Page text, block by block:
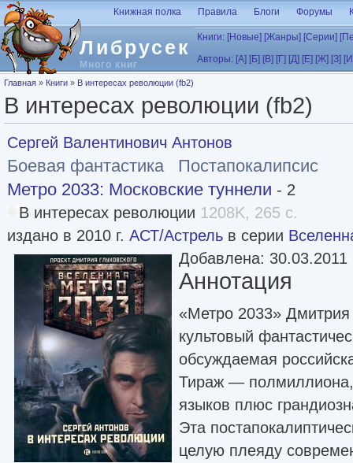
Перейти к основному содержанию
Либрусек
Много книг
Книжная полка Правила Блоги Форумы
Книги: [Новые] [Жанры] [Серии]
Авторы: [А] [Б] [В] [Г] [Д] [Е] [Ж] [З]
Вы здесь
Главная » Книги » В интересах революции (fb2)
В интересах революции (fb2)
Сергей Валентинович Антонов
Боевая фантастика
Постапокалипсис
Метро 2033: Московские туннели - 2
В интересах революции 1208K, 265 с.
издано в 2010 г. АСТ/Астрель в серии
Добавлена: 30.03.2011
Аннотация
«Метро 2033»
культовый
обсуждаемая
Тираж —
языков плюс
Эта
целую плеяду